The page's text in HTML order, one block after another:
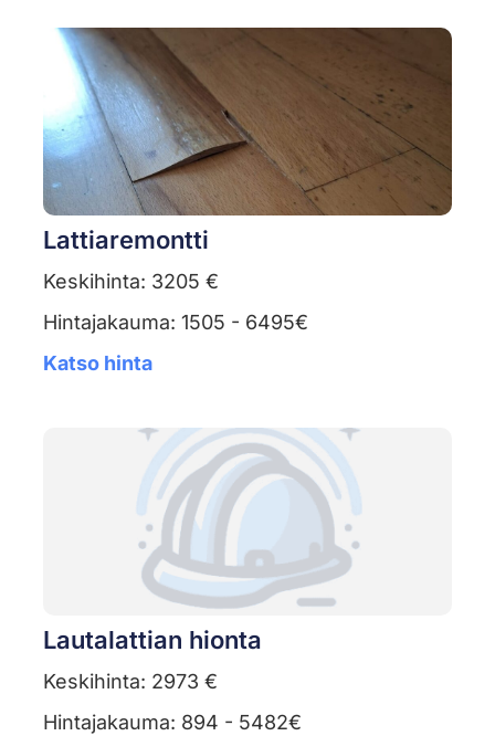
Lattiaremontti
Keskihinta: 3205 €
Hintajakauma: 1505 - 6495€
Katso hinta
Lautalattian hionta
Keskihinta: 2973 €
Hintajakauma: 894 - 5482€